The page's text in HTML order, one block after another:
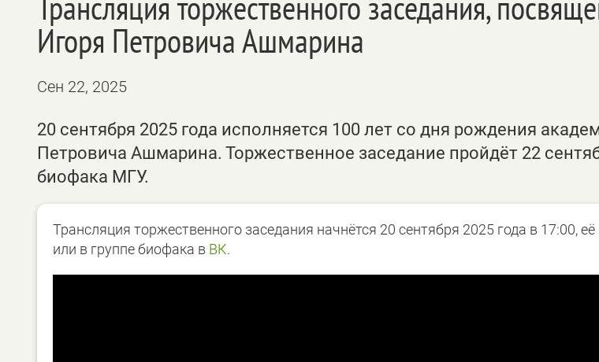
Игоря Петровича Ашмарина
Сен 22, 2025
20 сентября 2025 года исполняется 100 лет со дня рождения
Петровича Ашмарина. Торжественное заседание пройдёт 22
биофака МГУ.
Трансляция торжественного заседания начнётся 20 сентября 2025 года в 17:00,
или в группе биофака в ВК.